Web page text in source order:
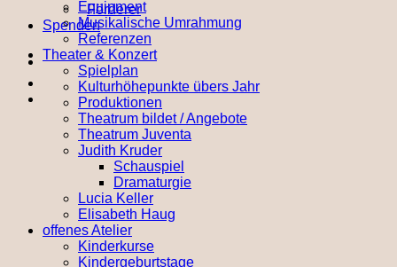
Förderer
Spenden
Equipment
Musikalische Umrahmung
Referenzen
Theater & Konzert
Spielplan
Kulturhöhepunkte übers Jahr
Produktionen
Theatrum bildet / Angebote
Theatrum Juventa
Judith Kruder
Schauspiel
Dramaturgie
Lucia Keller
Elisabeth Haug
offenes Atelier
Kinderkurse
Kindergeburtstage